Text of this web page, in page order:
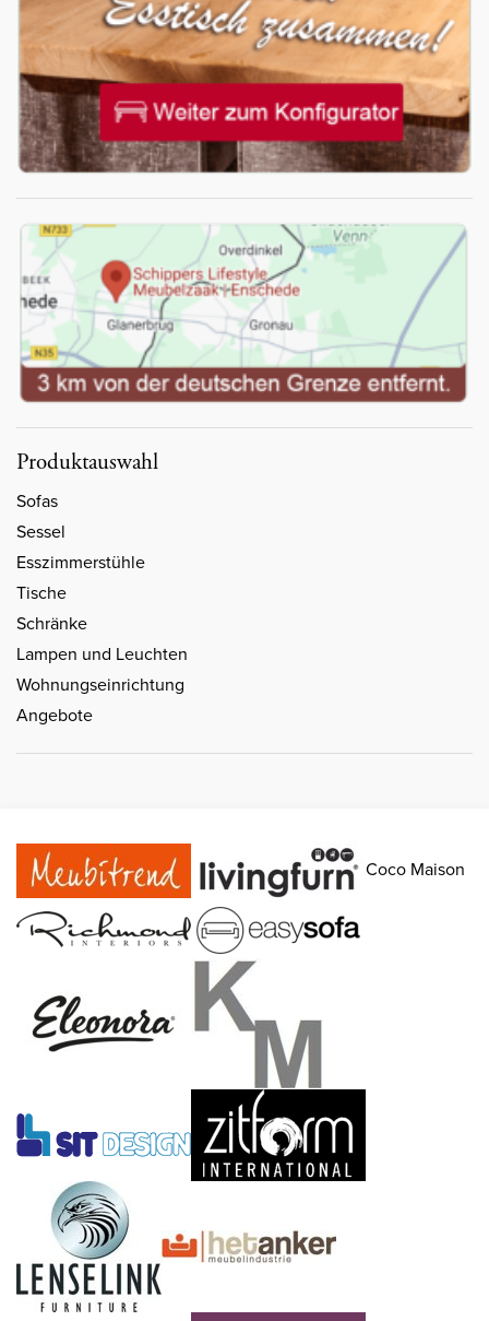
Produktauswahl
Sofas
Sessel
Esszimmerstühle
Tische
Schränke
Lampen und Leuchten
Wohnungseinrichtung
Angebote
Coco Maison